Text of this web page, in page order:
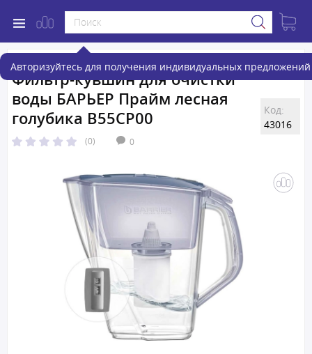
Авторизуйтесь для получения индивидуальных предложений
Фильтр-кувшин для очистки
воды БАРЬЕР Прайм лесная
голубика В55СР00
(0) 0
Код:
43016